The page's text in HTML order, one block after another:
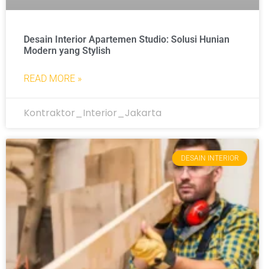
Desain Interior Apartemen Studio: Solusi Hunian
Modern yang Stylish
READ MORE »
Kontraktor_Interior_Jakarta
DESAIN INTERIOR